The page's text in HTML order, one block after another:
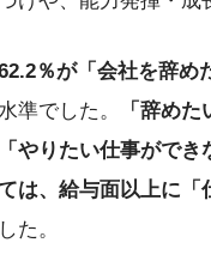
％が「会社を辞め
準でした。
「辞め
やりたい仕事がで
は、給与面以上に
た。